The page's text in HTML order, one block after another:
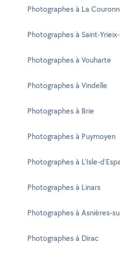
Photographes à La
Photographes à Saint-
Photographes à Vouharte
Photographes à Vindelle
Photographes à Brie
Photographes à Puymoyen
Photographes à L'Isle-
Photographes à Linars
Photographes à Asnières-
Photographes à Dirac